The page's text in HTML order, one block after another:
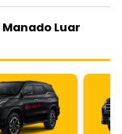
Luar